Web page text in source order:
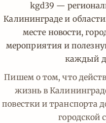
kgd39 —
Калининграде и
месте новости,
мероприятия и
каждый
Пишем о том, что
жизнь в
повестки и транспорта
городской